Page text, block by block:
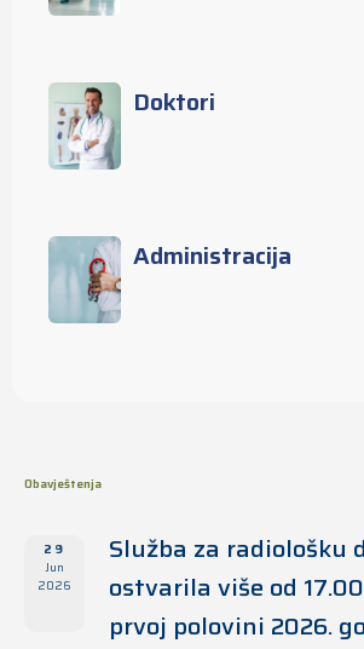
Doktori
Administracija
Obavještenja
29
Jun
2026
Služba za radiološku
ostvarila više od
prvoj polovini 2026.